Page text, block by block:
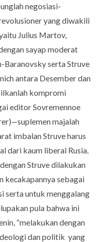
negosiasi-
yang diwakili
Julius Martov,
sayap moderat
Baranovsky serta Struve
antara Desember dan
kompromi
editorSovremennoe
majalah
imbalan Struve harus
dari kaum liberal Rusia.
Struve dilakukan
kecakapannya sebagai
serta untuk menggalang
pula bahwa ini
“melakukan dengan
dan politik yang